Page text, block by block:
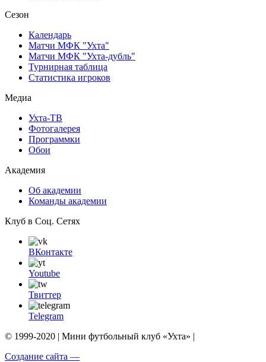
Сезон
Календарь
Матчи МФК "Ухта"
Матчи МФК "Ухта-дубль"
Турнирная таблица
Статистика игроков
Медиа
Ухта-ТВ
Фотогалерея
Программки
Обои
Академия
Об академии
Команды академии
Клуб в Соц. Сетях
ВКонтакте
Youtube
Твиттер
Telegram
© 1999-2020 | Мини футбольный клуб «Ухта» |
Создание сайта —